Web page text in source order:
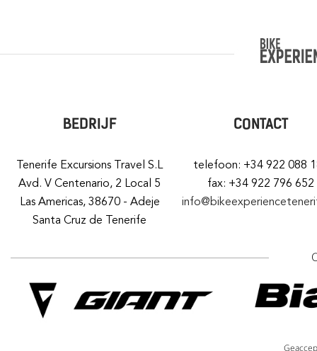
BEDRIJF
Tenerife Excursions Travel S.L
Avd. V Centenario, 2 Local 5
Las Americas, 38670 - Adeje
Santa Cruz de Tenerife
CONTACT
telefoon: +34 922 088
fax: +34 922 796 652